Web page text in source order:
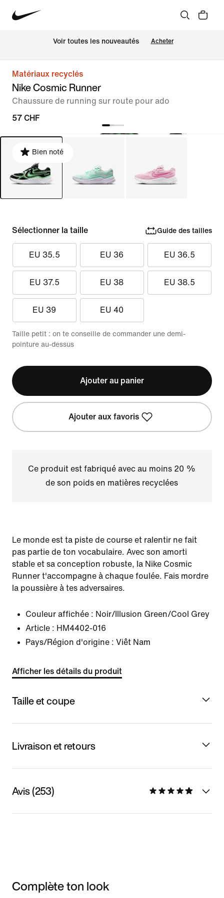
Voir toutes les nouveautés Acheter
Matériaux recyclés
Nike Cosmic Runner
Chaussure de running sur route pour ado
57 CHF
Bien noté
Sélectionner la taille Guide des tailles
EU 35.5 EU 36 EU 36.5
EU 37.5 EU 38 EU 38.5
EU 39 EU 40
Taille petit : on te conseille de commander une demi-
pointure au-dessus
Ajouter au panier
Ajouter aux favoris
Ce produit est fabriqué avec au moins 20 %
de son poids en matières recyclées
Le monde est ta piste de course et ralentir ne fait
pas partie de ton vocabulaire. Avec son amorti
stable et sa conception robuste, la Nike Cosmic
Runner t'accompagne à chaque foulée. Fais mordre
la poussière à tes adversaires.
Couleur affichée : Noir/Illusion Green/Cool Grey
Article : HM4402-016
Pays/Région d'origine : Viêt Nam
Afficher les détails du produit
Taille et coupe
Livraison et retours
Avis (253)
Complète ton look